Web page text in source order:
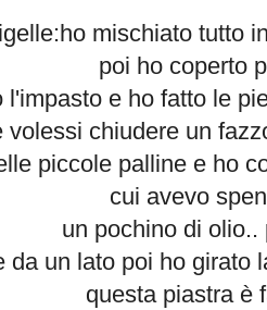
mischiato tutto
poi ho coperto
l'impasto e ho fatto le
volessi chiudere un
piccole palline e ho
cui avevo
un pochino di olio..
da un lato poi ho girato
questa piastra è